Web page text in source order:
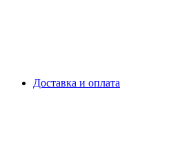
Доставка и оплата